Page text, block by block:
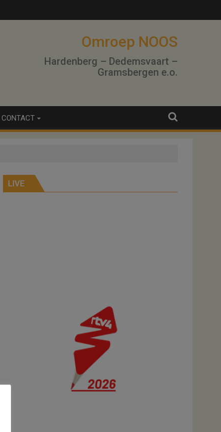
Omroep NOOS
Hardenberg – Dedemsvaart –
Gramsbergen e.o.
CONTACT
LIVE